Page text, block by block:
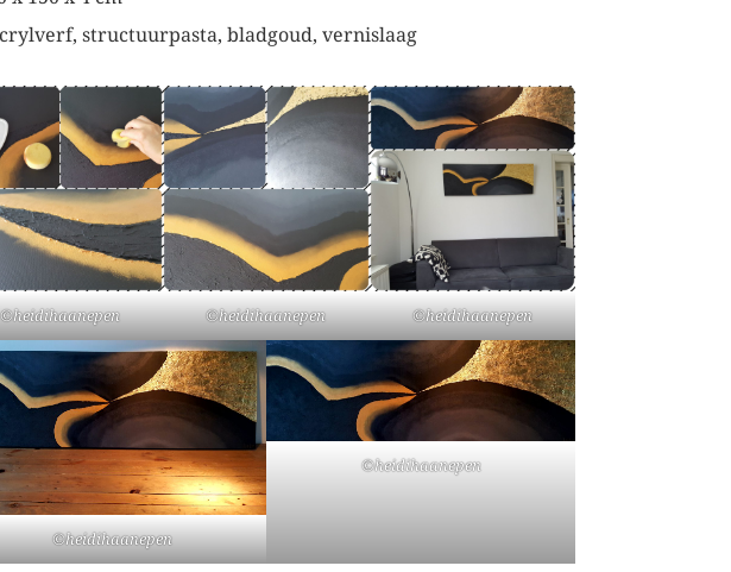
structuurpasta, bladgoud, vernislaag
©heidihaanepen ©heidihaanepen ©heidihaanepen
©heidihaanepen
©heidihaanepen